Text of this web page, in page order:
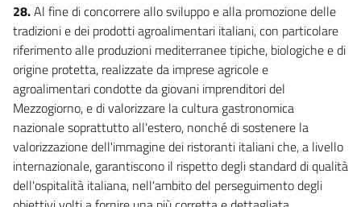
28.Al fine di concorrere allo sviluppo e alla promozione delle
tradizioni e dei prodotti agroalimentari italiani, con particolare
riferimento alle produzioni mediterranee tipiche, biologiche e di
origine protetta, realizzate da imprese agricole e
agroalimentari condotte da giovani imprenditori del
Mezzogiorno, e di valorizzare la cultura gastronomica
nazionale soprattutto all'estero, nonché di sostenere la
valorizzazione dell'immagine dei ristoranti italiani che, a livello
internazionale, garantiscono il rispetto degli standard di qualità
dell'ospitalità italiana, nell'ambito del perseguimento degli